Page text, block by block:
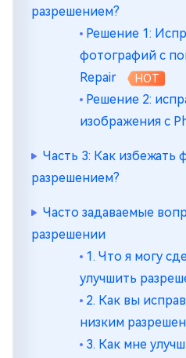
разрешением?
Решение 1:
фотографий с
Repair
HOT
Решение 2:
изображения с
Часть 3: Как избежать
разрешением?
Часто задаваемые
разрешении
1. Что я могу
улучшить
2. Как вы
низким
3. Как мне